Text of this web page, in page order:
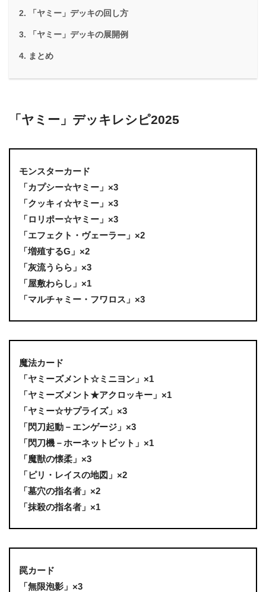
「ヤミー」デッキの回し方
「ヤミー」デッキの展開例
まとめ
「ヤミー」デッキレシピ2025
モンスターカード
「カプシー☆ヤミー」×3
「クッキィ☆ヤミー」×3
「ロリポー☆ヤミー」×3
「エフェクト・ヴェーラー」×2
「増殖するG」×2
「灰流うらら」×3
「屋敷わらし」×1
「マルチャミー・フワロス」×3
魔法カード
「ヤミーズメント☆ミニヨン」×1
「ヤミーズメント★アクロッキー」×1
「ヤミー☆サプライズ」×3
「閃刀起動－エンゲージ」×3
「閃刀機－ホーネットビット」×1
「魔獣の懐柔」×3
「ピリ・レイスの地図」×2
「墓穴の指名者」×2
「抹殺の指名者」×1
罠カード
「無限泡影」×3